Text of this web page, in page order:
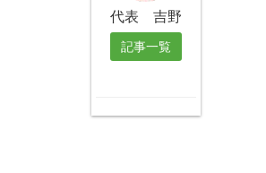
代表 吉野
記事一覧